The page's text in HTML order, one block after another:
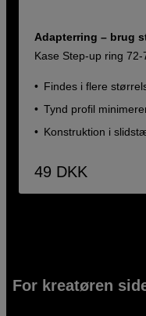
Adapterring – brug
Kase Step-up ring 72-
Findes i flere
Tynd profil
Konstruktion i
49 DKK
For kreatøren